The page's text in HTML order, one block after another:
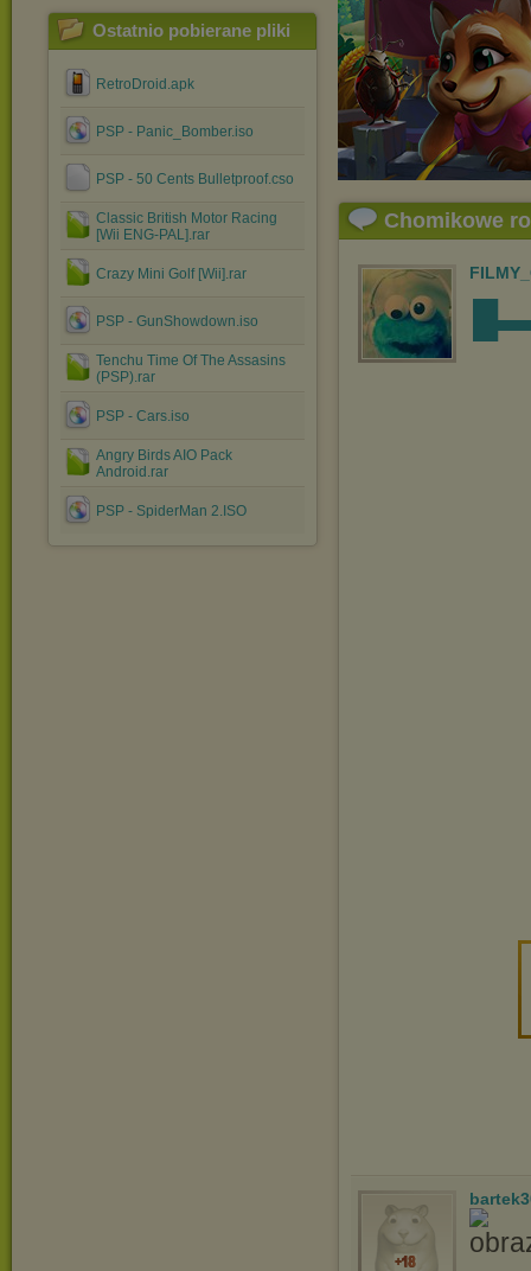
Ostatnio pobierane pliki
RetroDroid.apk
PSP - Panic_Bomber.iso
PSP - 50 Cents Bulletproof.cso
Classic British Motor Racing
[Wii ENG-PAL].rar
Crazy Mini Golf [Wii].rar
PSP - GunShowdown.iso
Tenchu Time Of The Assasins
(PSP).rar
PSP - Cars.iso
Angry Birds AIO Pack
Android.rar
PSP - SpiderMan 2.ISO
Chomikowe